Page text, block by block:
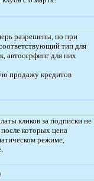
разрешены, но при
тип для
автосерфинг для них
продажу кредитов
кликов за подписки не
которых цена
режиме,